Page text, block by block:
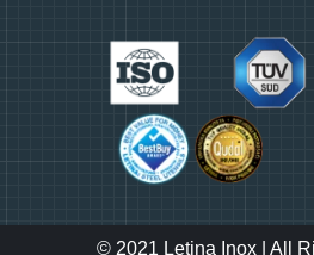
© 2021 Letina Inox | All